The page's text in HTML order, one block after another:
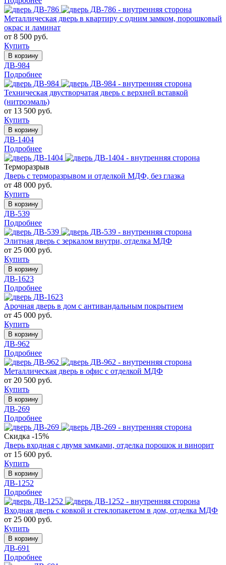
Металлическая дверь в квартиру с одним замком, порошковый
окрас и ламинат
от 8 500 руб.
Купить
В корзину
ДВ-984
Подробнее
Техническая двустворчатая дверь с верхней вставкой
(нитроэмаль)
от 13 500 руб.
Купить
В корзину
ДВ-1404
Подробнее
Терморазрыв
Дверь с терморазрывом и отделкой МДФ, без глазка
от 48 000 руб.
Купить
В корзину
ДВ-539
Подробнее
Элитная дверь с зеркалом внутри, отделка МДФ
от 25 000 руб.
Купить
В корзину
ДВ-1623
Подробнее
Арочная дверь в дом с антивандальным покрытием
от 45 000 руб.
Купить
В корзину
ДВ-962
Подробнее
Металлическая дверь в офис с отделкой МДФ
от 20 500 руб.
Купить
В корзину
ДВ-269
Подробнее
Скидка -15%
Дверь входная с двумя замками, отделка порошок и винорит
от 15 600 руб.
Купить
В корзину
ДВ-1252
Подробнее
Входная дверь с ковкой и стеклопакетом в дом, отделка МДФ
от 25 000 руб.
Купить
В корзину
ДВ-691
Подробнее